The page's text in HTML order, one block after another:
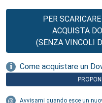
PER
ACQUISTA
(SENZA VINCOLI
Come acquistare un
Avvisami quando esce un